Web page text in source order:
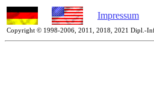
Impressum
Copyright © 1998-2006, 2011, 2018, 2021 Dipl.-